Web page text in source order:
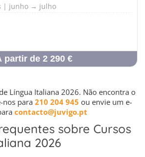
| junho → julho
partir de 2 290 €
Língua Italiana 2026. Não encontra o
nos para 210 204 945 ou envie um e-
contacto@juvigo.pt
sobre Cursos
2026